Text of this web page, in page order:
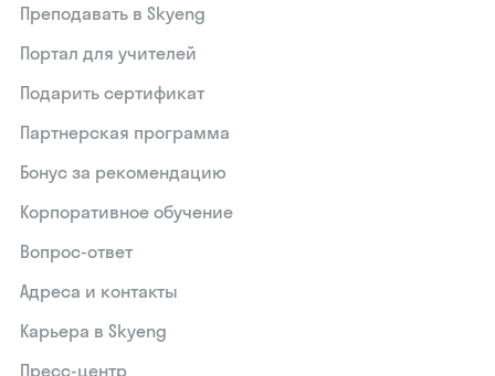
Преподавать в Skyeng
Портал для учителей
Подарить сертификат
Партнерская программа
Бонус за рекомендацию
Корпоративное обучение
Вопрос-ответ
Адреса и контакты
Карьера в Skyeng
Пресс-центр